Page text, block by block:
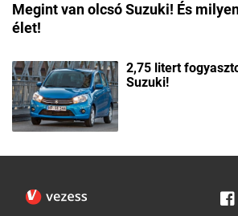
Megint van olcsó Suzuki! És
élet!
2,75 litert
Suzuki!